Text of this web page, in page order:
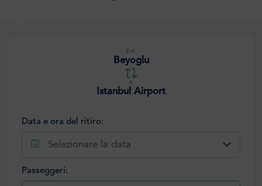
DA
Beyoglu
A
Istanbul Airport
Data e ora del ritiro:
Selezionare la data
Passeggeri: